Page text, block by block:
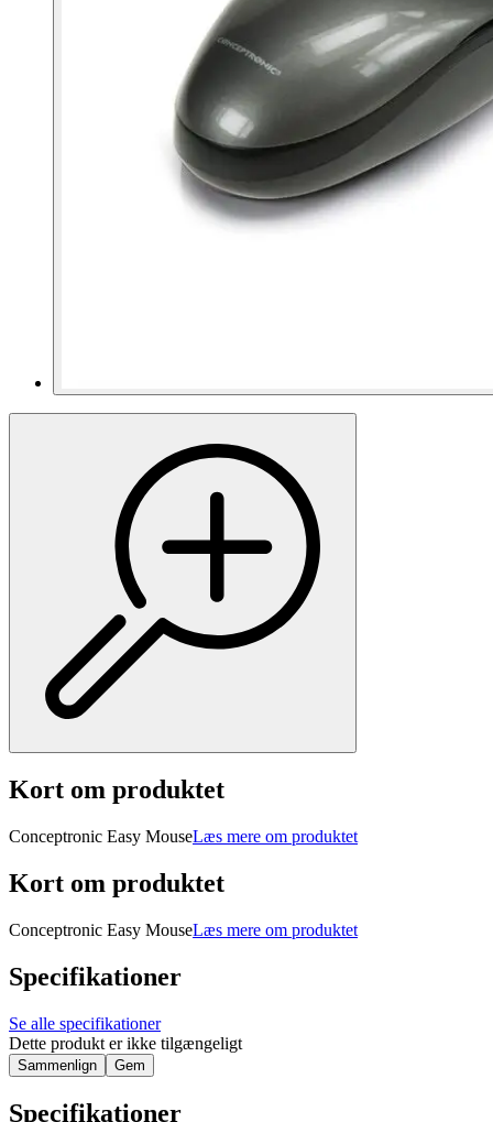
Kort om produktet
Conceptronic Easy MouseLæs mere om produktet
Kort om produktet
Conceptronic Easy MouseLæs mere om produktet
Specifikationer
Se alle specifikationer
Dette produkt er ikke tilgængeligt
Sammenlign Gem
Specifikationer